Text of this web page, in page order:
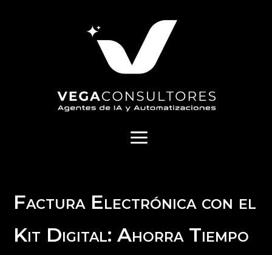
a
Factura Electrónica con el
Kit Digital: Ahorra Tiempo